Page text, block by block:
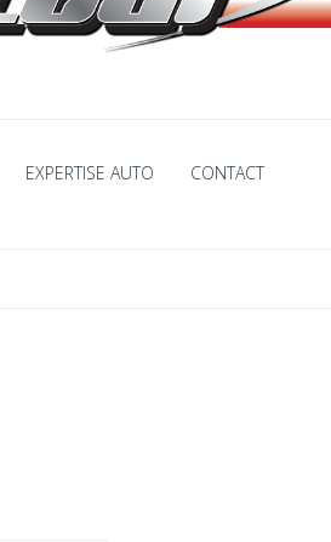
EXPERTISE AUTO CONTACT